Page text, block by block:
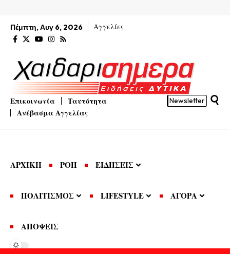
Πέμπτη, Αυγ 6, 2026 Αγγελίες
Επικοινωνία
Ταυτότητα
Ανέβασμα Αγγελίας
Newsletter
ΑΡΧΙΚΗ ΡΟΗ ΕΙΔΗΣΕΙΣ
ΠΟΛΙΤΙΣΜΟΣ LIFESTYLE ΑΓΟΡΑ
ΑΠΟΨΕΙΣ